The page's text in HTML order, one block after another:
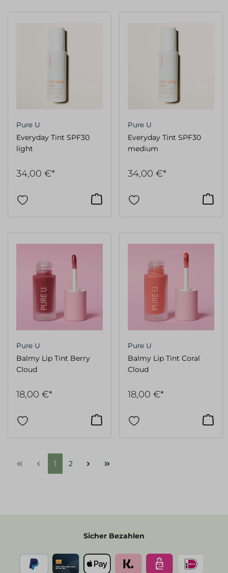
Pure U
Everyday Tint SPF30
light
34,00 €*
Pure U
Everyday Tint SPF30
medium
34,00 €*
Pure U
Balmy Lip Tint Berry
Cloud
18,00 €*
Pure U
Balmy Lip Tint Coral
Cloud
18,00 €*
1 2
Sicher Bezahlen